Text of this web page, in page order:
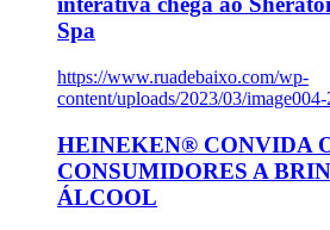
Spa
https://www.ruadebaixo.com/wp-
content/uploads/2023/03/
HEINEKEN® CONVIDA
CONSUMIDORES A
ÁLCOOL